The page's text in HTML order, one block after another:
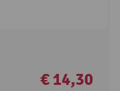
€ 14,30